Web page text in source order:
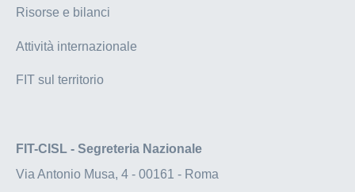
Risorse e bilanci
Attività internazionale
FIT sul territorio
FIT-CISL - Segreteria Nazionale
Via Antonio Musa, 4 - 00161 - Roma